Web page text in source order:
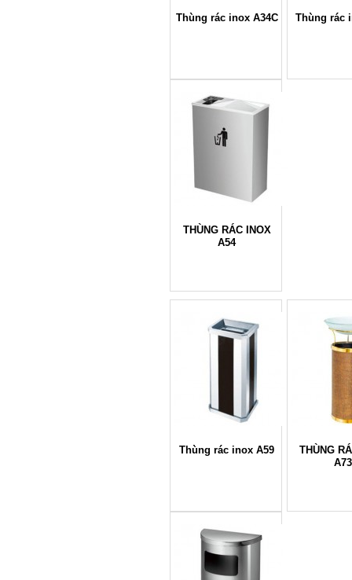
Thùng rác inox A34C Thùng rác
THÙNG RÁC INOX
A54
Thùng rác inox A59
THÙNG
A73